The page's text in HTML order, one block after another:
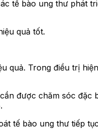
tế bào ung thư phát
quả tốt.
quả. Trong điều trị
được chăm sóc đặc
tế bào ung thư tiếp